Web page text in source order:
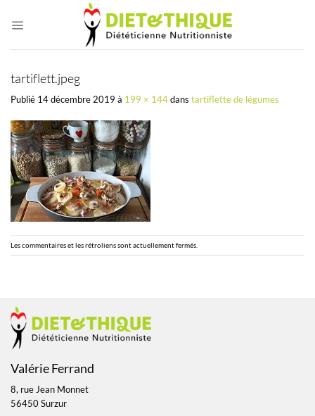
tartiflett.jpeg
Publié 14 décembre 2019 à 199 × 144 dans tartiflette de légumes
Les commentaires et les rétroliens sont actuellement fermés.
Valérie Ferrand
8, rue Jean Monnet
56450 Surzur